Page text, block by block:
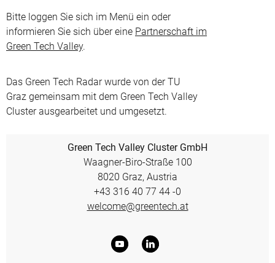
Bitte loggen Sie sich im Menü ein oder
informieren Sie sich über eine Partnerschaft im
Green Tech Valley.
Das Green Tech Radar wurde von der TU
Graz gemeinsam mit dem Green Tech Valley
Cluster ausgearbeitet und umgesetzt.
Green Tech Valley Cluster GmbH
Waagner-Biro-Straße 100
8020 Graz, Austria
+43 316 40 77 44 -0
welcome@greentech.at